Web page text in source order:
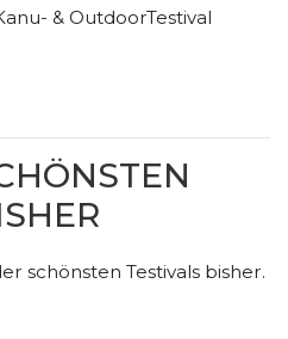
& OutdoorTestival
schönsten Testivals bisher.